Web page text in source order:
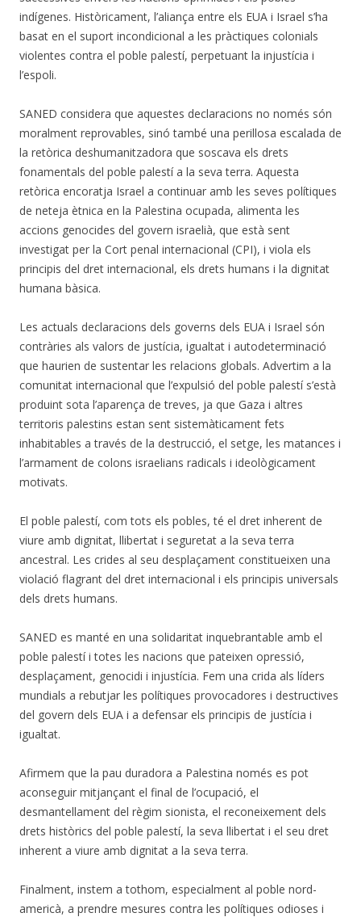
indígenes. Històricament, l’aliança entre els EUA i Israel s’ha
basat en el suport incondicional a les pràctiques colonials
violentes contra el poble palestí, perpetuant la injustícia i
l’espoli.
SANED considera que aquestes declaracions no només són
moralment reprovables, sinó també una perillosa escalada de
la retòrica deshumanitzadora que soscava els drets
fonamentals del poble palestí a la seva terra. Aquesta
retòrica encoratja Israel a continuar amb les seves polítiques
de neteja ètnica en la Palestina ocupada, alimenta les
accions genocides del govern israelià, que està sent
investigat per la Cort penal internacional (CPI), i viola els
principis del dret internacional, els drets humans i la dignitat
humana bàsica.
Les actuals declaracions dels governs dels EUA i Israel són
contràries als valors de justícia, igualtat i autodeterminació
que haurien de sustentar les relacions globals. Advertim a la
comunitat internacional que l’expulsió del poble palestí s’està
produint sota l’aparença de treves, ja que Gaza i altres
territoris palestins estan sent sistemàticament fets
inhabitables a través de la destrucció, el setge, les matances i
l’armament de colons israelians radicals i ideològicament
motivats.
El poble palestí, com tots els pobles, té el dret inherent de
viure amb dignitat, llibertat i seguretat a la seva terra
ancestral. Les crides al seu desplaçament constitueixen una
violació flagrant del dret internacional i els principis universals
dels drets humans.
SANED es manté en una solidaritat inquebrantable amb el
poble palestí i totes les nacions que pateixen opressió,
desplaçament, genocidi i injustícia. Fem una crida als líders
mundials a rebutjar les polítiques provocadores i destructives
del govern dels EUA i a defensar els principis de justícia i
igualtat.
Afirmem que la pau duradora a Palestina només es pot
aconseguir mitjançant el final de l’ocupació, el
desmantellament del règim sionista, el reconeixement dels
drets històrics del poble palestí, la seva llibertat i el seu dret
inherent a viure amb dignitat a la seva terra.
Finalment, instem a tothom, especialment al poble nord-
americà, a prendre mesures contra les polítiques odioses i